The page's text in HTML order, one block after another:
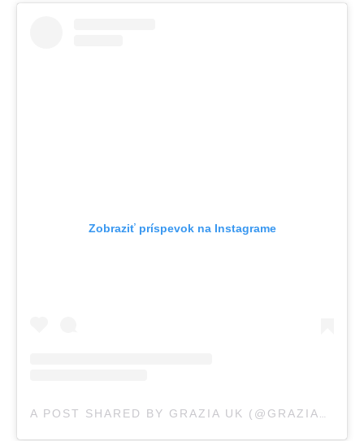
Zobraziť príspevok na Instagrame
A POST SHARED BY GRAZIA UK (@GRAZIAUK)